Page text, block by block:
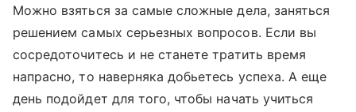
Можно взяться за самые сложные дела, заняться
решением самых серьезных вопросов. Если вы
сосредоточитесь и не станете тратить время
напрасно, то наверняка добьетесь успеха. А еще
день подойдет для того, чтобы начать учиться